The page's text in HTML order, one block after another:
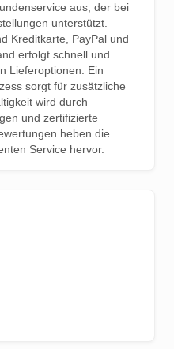
aus, der bei
unterstützt.
Kreditkarte, PayPal und
erfolgt schnell und
Lieferoptionen. Ein
sorgt für zusätzliche
wird durch
und zertifizierte
heben die
Service hervor.